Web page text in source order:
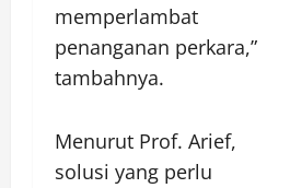
memperlambat
penanganan perkara,”
tambahnya.
Menurut Prof. Arief,
solusi yang perlu